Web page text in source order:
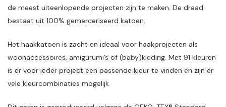
de meest uiteenlopende projecten zijn te maken. De draad
bestaat uit 100% gemerceriseerd katoen.
Het haakkatoen is zacht en ideaal voor haakprojecten als
woonaccessoires, amigurumi’s of (baby)kleding. Met 91 kleuren
is er voor ieder project een passende kleur te vinden en zijn er
vele kleurcombinaties mogelijk.